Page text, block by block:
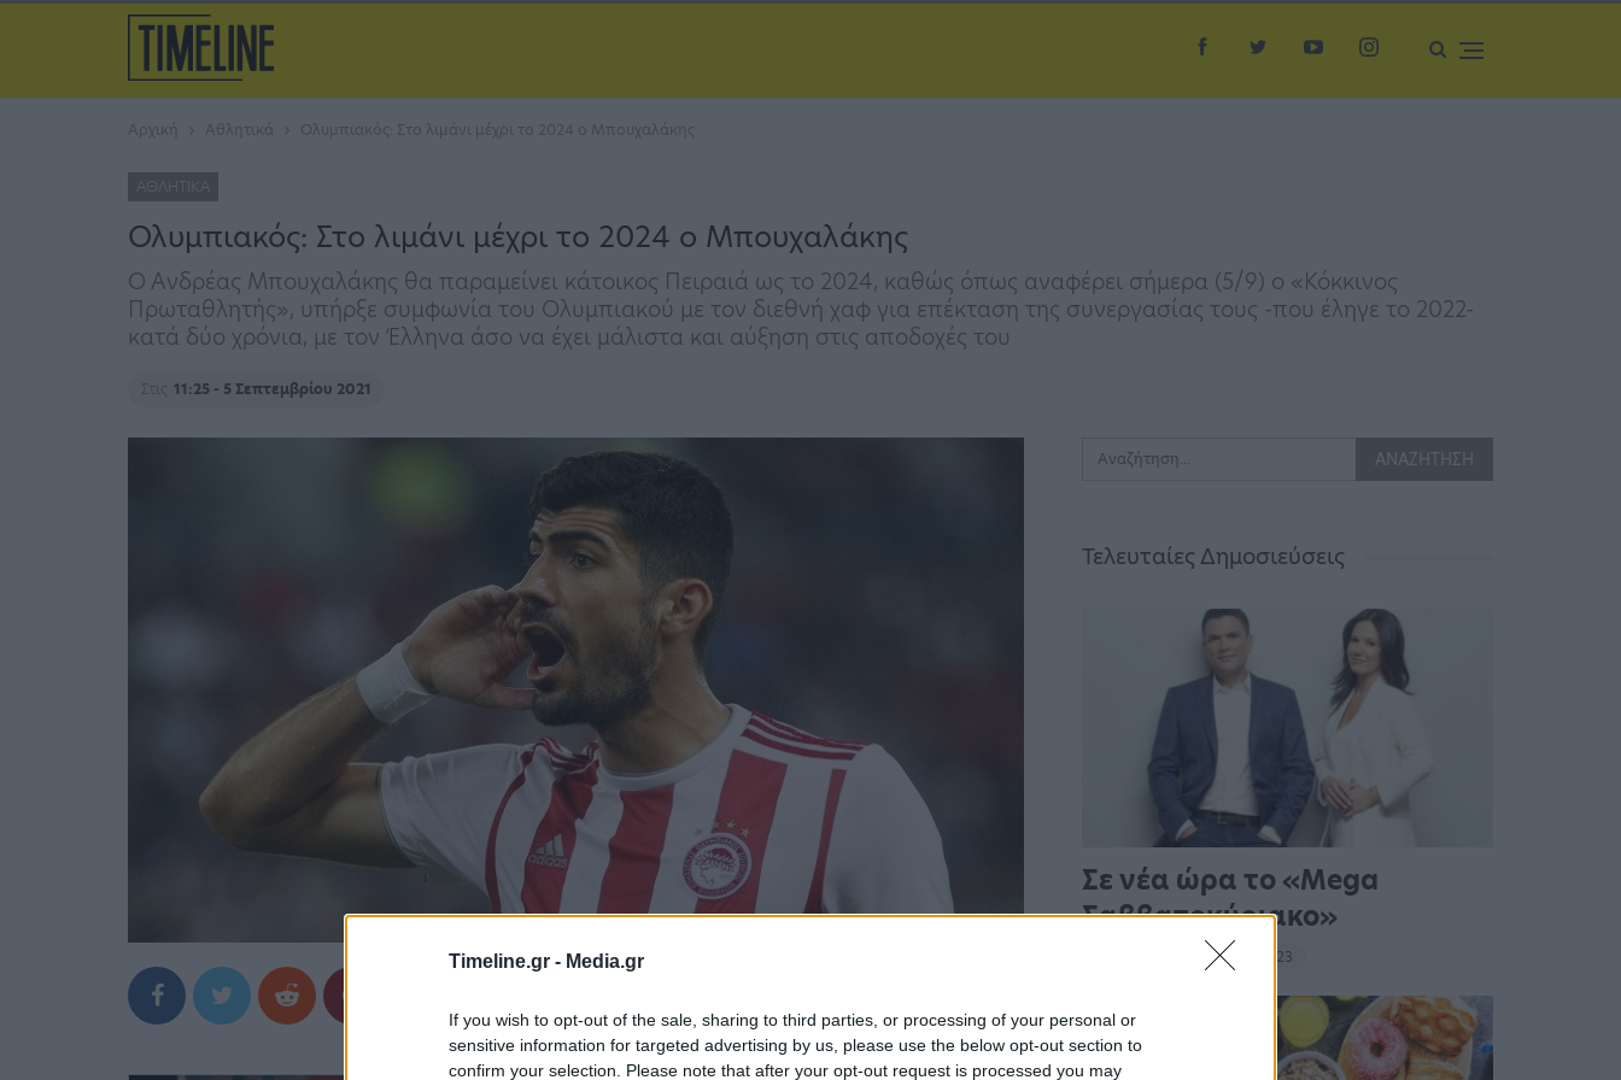
Timeline.gr - Media.gr
If you wish to opt-out of the sale, sharing to third parties, or processing of your personal or
sensitive information for targeted advertising by us, please use the below opt-out section to
confirm your selection. Please note that after your opt-out request is processed you may
Αρχική Αθλητικά Ολυμπιακός: Στο λιμάνι μέχρι το 2024 ο Μπουχαλάκης
ΑΘΛΗΤΙΚΆ
Ολυμπιακός: Στο λιμάνι μέχρι το 2024 ο Μπουχαλάκης
Ο Ανδρέας Μπουχαλάκης θα παραμείνει κάτοικος Πειραιά ως το 2024, καθώς όπως αναφέρει σήμερα (5/9) ο «Κόκκινος
Πρωταθλητής», υπήρξε συμφωνία του Ολυμπιακού με τον διεθνή χαφ για επέκταση της συνεργασίας τους -που έληγε το 2022-
κατά δύο χρόνια, με τον Έλληνα άσο να έχει μάλιστα και αύξηση στις αποδοχές του
Στις 11:25 - 5 Σεπτεμβρίου 2021
Τελευταίες Δημοσιεύσεις
Σε νέα ώρα το «Mega
Σαββατοκύριακο»
20:14 - 15 Σεπτεμβρίου 2023